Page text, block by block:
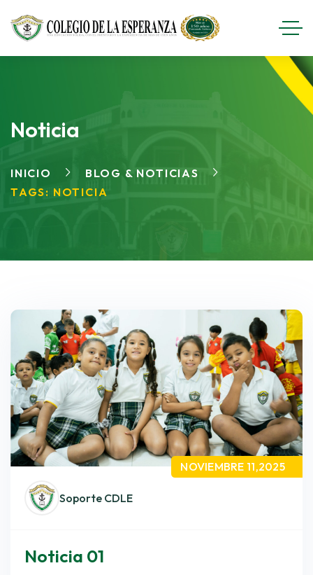
Noticia
INICIO
BLOG & NOTICIAS
TAGS: NOTICIA
Soporte CDLE
NOVIEMBRE 11,2025
Noticia 01